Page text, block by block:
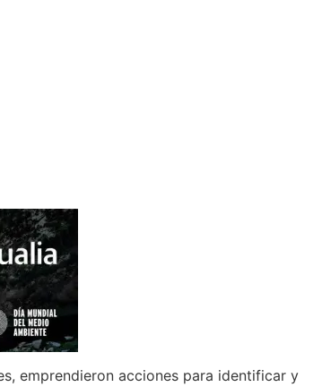
emprendieron acciones para identificar y